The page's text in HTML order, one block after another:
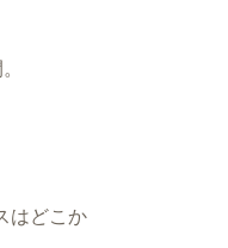
はどこか